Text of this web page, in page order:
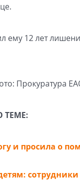
ему 12 лет
Прокуратура
ТЕМЕ:
и просила о